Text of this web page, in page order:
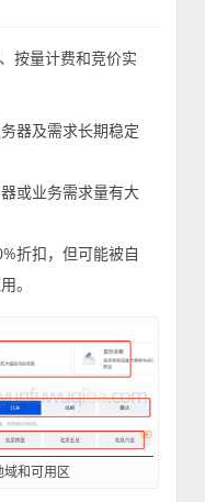
按量计费和竞价实
器及需求长期稳定
或业务需求量有大
折扣，但可能被自
。
和可用区